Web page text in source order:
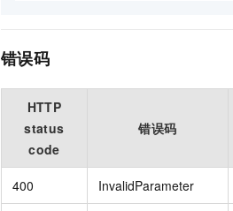
错误码
HTTP
status
code
错误码
400 InvalidParameter